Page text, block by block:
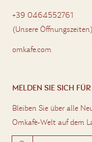
+39 0464552761
(Unsere Öffnungszeiten)
omkafe.com
MELDEN SIE SICH
Bleiben Sie über alle
Omkafè-Welt auf dem